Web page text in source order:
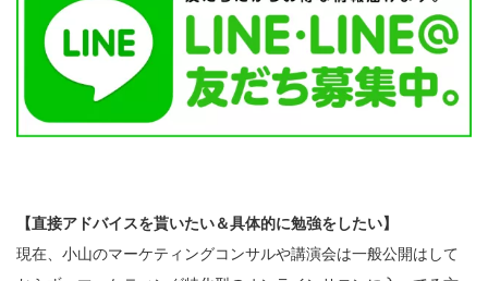
【直接アドバイスを貰いたい＆具体的に勉強をしたい】
現在、小山のマーケティングコンサルや講演会は一般公開はして